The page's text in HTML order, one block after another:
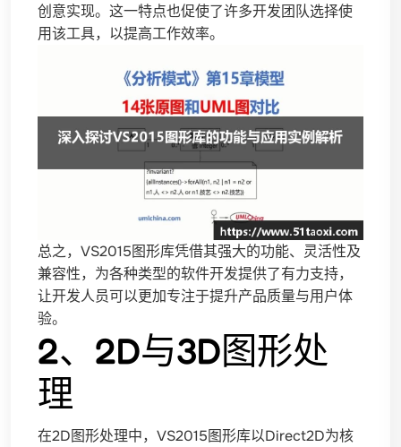
创意实现。这一特点也促使了许多开发团队选择使
用该工具，以提高工作效率。
总之，VS2015图形库凭借其强大的功能、灵活性及
兼容性，为各种类型的软件开发提供了有力支持，
让开发人员可以更加专注于提升产品质量与用户体
验。
2、2D与3D图形处
理
在2D图形处理中，VS2015图形库以Direct2D为核